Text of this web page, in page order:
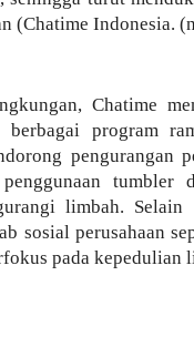
(Chatime Indonesia.
Chatime
program
pengurangan
penggunaan tumbler
limbah.
sosial perusahaan
pada kepedulian